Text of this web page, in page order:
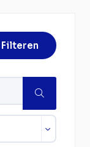
Filteren